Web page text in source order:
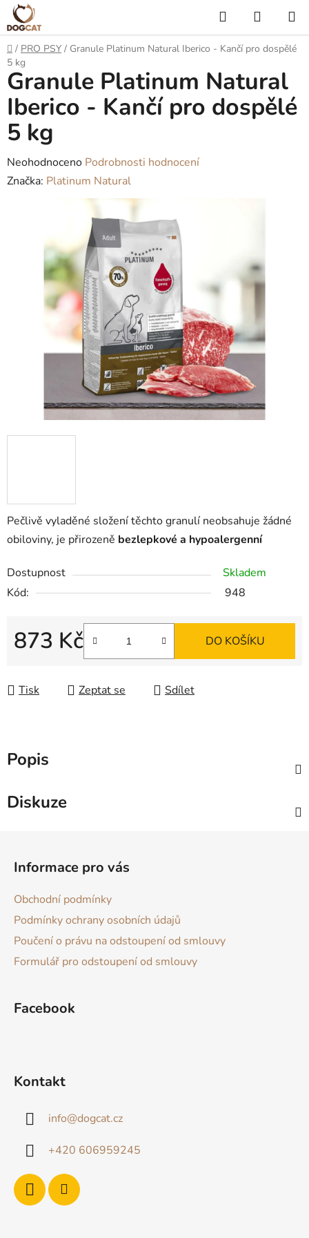
Přejít
na
obsah
Hledat
KOŠÍK
Domů
/ PRO PSY / Granule Platinum Natural Iberico - Kančí pro dospělé
5 kg
Pečlivě vyladěné složení těchto granulí neobsahuje žádné
obiloviny, je přirozeně bezlepkové a hypoalergenní
Dostupnost
Skladem
Kód:
948
873 Kč DO KOŠÍKU
Tisk Zeptat se Sdílet
Granule Platinum Natural
Iberico - Kančí pro dospělé
5 kg
Průměrné
hodnocení
hvězdiček.
Neohodnoceno Podrobnosti hodnocení
Značka: Platinum Natural
Popis
Diskuze
Informace pro vás
Obchodní podmínky
Podmínky ochrany osobních údajů
Poučení o právu na odstoupení od smlouvy
Formulář pro odstoupení od smlouvy
Facebook
Kontakt
info@dogcat.cz
+420 606959245